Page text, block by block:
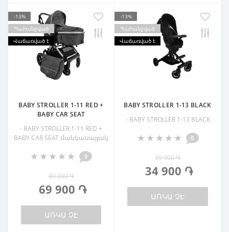
-13%
Պահանջված
Վաճառված է
BABY STROLLER 1-11 RED +
BABY CAR SEAT
- BABY STROLLER 1-11 RED +
BABY CAR SEAT մանկասայլակ
0
80 000 ֏
69 900 ֏
ԱՌԿԱ ՉԷ
-13%
Պահանջված
Վաճառված է
BABY STROLLER 1-13 BLACK
- BABY STROLLER 1-13 BLACK
0
39 900 ֏
34 900 ֏
ԱՌԿԱ ՉԷ